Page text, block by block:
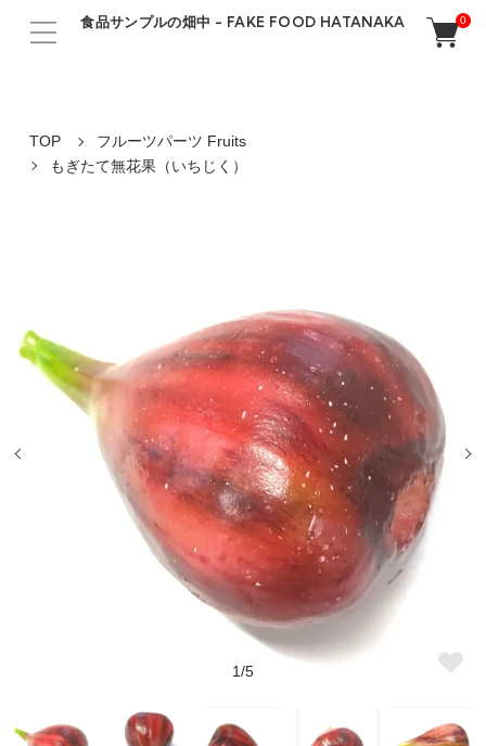
食品サンプルの畑中 - FAKE FOOD HATANAKA 0
TOP
フルーツパーツ Fruits
もぎたて無花果（いちじく）
1/5